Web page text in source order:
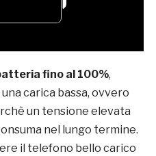
fino al 100%,
carica bassa, ovvero
un tensione elevata
nel lungo termine.
il telefono bello carico